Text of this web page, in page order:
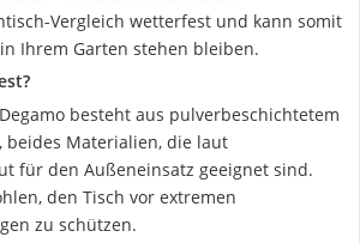
Vergleich wetterfest und kann somit
Ihrem Garten stehen bleiben.
besteht aus pulverbeschichtetem
beides Materialien, die laut
für den Außeneinsatz geeignet sind.
den Tisch vor extremen
zu schützen.